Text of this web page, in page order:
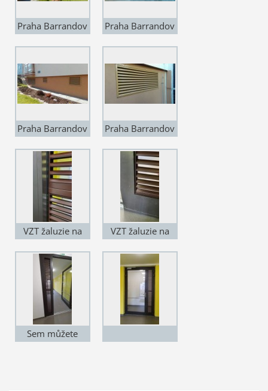
Praha Barrandov
REFAX
Praha Barrandov
REFAX
Praha Barrandov
žaluzie PZZS
REFAX
Praha Barrandov
žaluzie PZZS
REFAX
VZT žaluzie na
namísto zasklení
VZT žaluzie na
namísto zasklení
Sem můžete